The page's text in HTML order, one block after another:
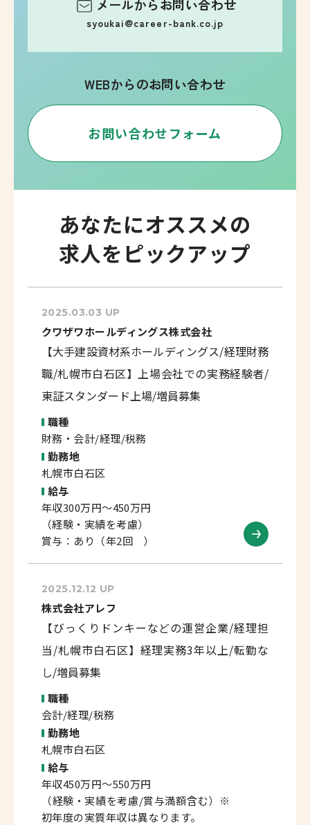
メールからお問い合わせ
syoukai@career-bank.co.jp
WEBからのお問い合わせ
お問い合わせフォーム
あなたにオススメの
求人をピックアップ
2025.03.03 UP
クワザワホールディングス株式会社
【大手建設資材系ホールディングス/経理財務
職/札幌市白石区】上場会社での実務経験者/
東証スタンダード上場/増員募集
職種
財務・会計/経理/税務
勤務地
札幌市白石区
給与
年収300万円～450万円
（経験・実績を考慮）
賞与：あり（年2回 ）
2025.12.12 UP
株式会社アレフ
【びっくりドンキーなどの運営企業/経理担
当/札幌市白石区】経理実務3年以上/転勤な
し/増員募集
職種
会計/経理/税務
勤務地
札幌市白石区
給与
年収450万円～550万円
（経験・実績を考慮/賞与満額含む）※
初年度の実質年収は異なります。